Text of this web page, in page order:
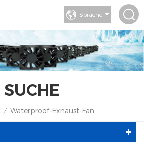
Sprache
SUCHE
/ Waterproof-Exhaust-Fan